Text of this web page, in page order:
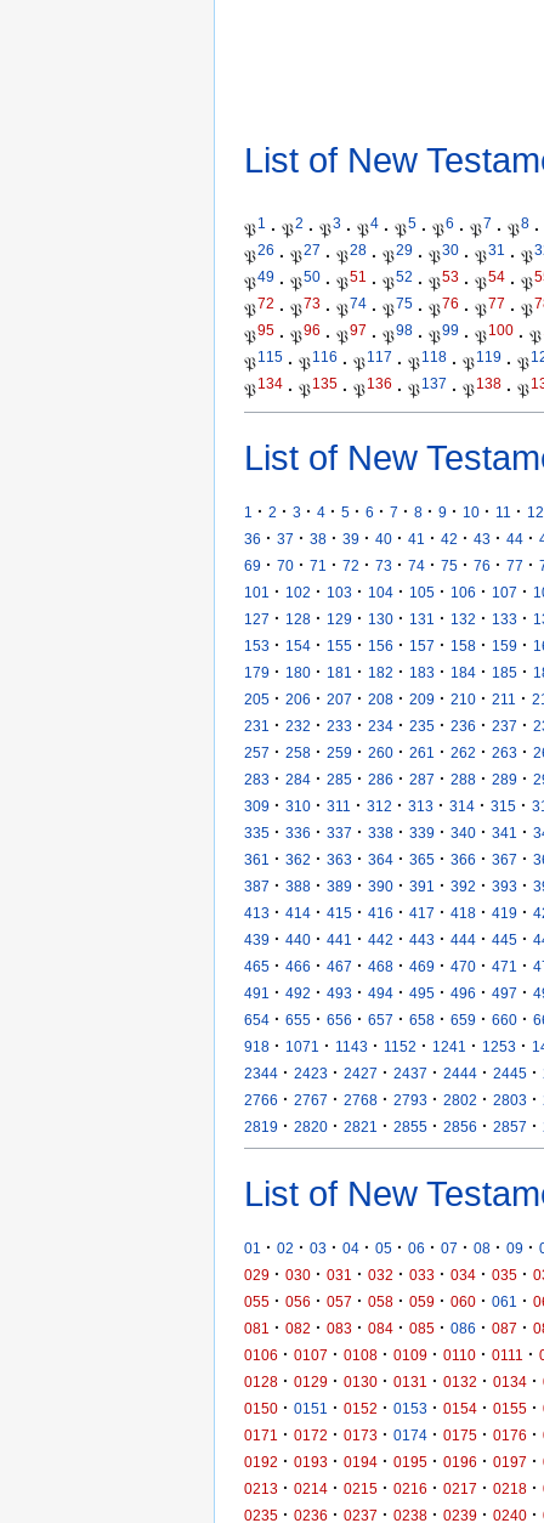
List of New
𝔓1 · 𝔓2 · 𝔓3 · 𝔓4 · 𝔓5 · 𝔓6 · 𝔓7 · 𝔓8 ·
𝔓26 · 𝔓27 · 𝔓28 · 𝔓29 · 𝔓30 · 𝔓31 · 𝔓
𝔓49 · 𝔓50 · 𝔓51 · 𝔓52 · 𝔓53 · 𝔓54 · 𝔓
𝔓72 · 𝔓73 · 𝔓74 · 𝔓75 · 𝔓76 · 𝔓77 · 𝔓
𝔓95 · 𝔓96 · 𝔓97 · 𝔓98 · 𝔓99 · 𝔓100 · 𝔓
𝔓115 · 𝔓116 · 𝔓117 · 𝔓118 · 𝔓119 · 𝔓
𝔓134 · 𝔓135 · 𝔓136 · 𝔓137 · 𝔓138 · 𝔓
List of New
1 · 2 · 3 · 4 · 5 · 6 · 7 · 8 · 9 · 10 · 11 · 12
36 · 37 · 38 · 39 · 40 · 41 · 42 · 43 · 44 ·
69 · 70 · 71 · 72 · 73 · 74 · 75 · 76 · 77 ·
101
· 102 · 103 · 104 · 105 · 106 · 107 ·
127 · 128 · 129 · 130 · 131 · 132 · 133 ·
153 · 154 · 155 · 156 · 157 · 158 · 159 ·
179 · 180 · 181 · 182 · 183 · 184 · 185 ·
205 · 206 · 207 · 208 · 209 · 210 · 211 ·
231
· 232 · 233 · 234 · 235 · 236 · 237 ·
257 · 258 · 259 · 260 · 261 · 262 · 263 ·
283 · 284 · 285 · 286 · 287 · 288 · 289 ·
309 · 310 · 311 · 312 · 313 · 314 · 315 ·
335 · 336 · 337 · 338 · 339 · 340 · 341 ·
361
· 362 · 363 · 364 · 365 · 366 · 367 ·
387 · 388 · 389 · 390 · 391 · 392 · 393 ·
413 · 414 · 415 · 416 · 417 · 418 · 419 ·
439 · 440 · 441 · 442 · 443 · 444 · 445 ·
465 · 466 · 467 · 468 · 469 · 470 · 471 ·
491
· 492 · 493 · 494 · 495 · 496 · 497 ·
654 · 655 · 656 · 657 · 658 · 659 · 660 ·
918 · 1071 · 1143 · 1152 · 1241 · 1253 ·
2344 · 2423 · 2427 · 2437 · 2444 · 2445 ·
2766 · 2767 · 2768 · 2793 · 2802 · 2803 ·
2819 · 2820 · 2821 · 2855 · 2856 · 2857 ·
List of New
01 · 02 · 03 · 04 · 05 · 06 · 07 · 08 · 09 ·
029 · 030 · 031 · 032 · 033 · 034 · 035 ·
055 · 056 · 057 · 058 · 059 · 060 · 061 ·
081
· 082 · 083 · 084 · 085 · 086 · 087 ·
0106 · 0107 · 0108 · 0109 · 0110 · 0111 ·
0128 · 0129 · 0130 · 0131 · 0132 · 0134 ·
0150 · 0151 · 0152 · 0153 · 0154 · 0155 ·
0171
· 0172 · 0173 · 0174 · 0175 · 0176 ·
0192 · 0193 · 0194 · 0195 · 0196 · 0197 ·
0213 · 0214 · 0215 · 0216 · 0217 · 0218 ·
0235 · 0236 · 0237 · 0238 · 0239 · 0240 ·